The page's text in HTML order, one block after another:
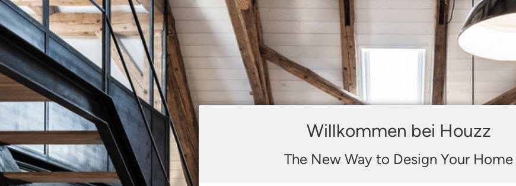
Willkommen bei Houzz
The New Way to Design Your Home